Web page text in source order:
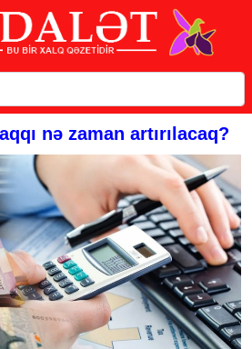
nə zaman artırılacaq?